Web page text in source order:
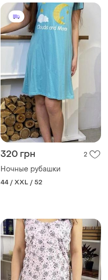
320 грн 2
Ночные рубашки
44 / XXL / 52